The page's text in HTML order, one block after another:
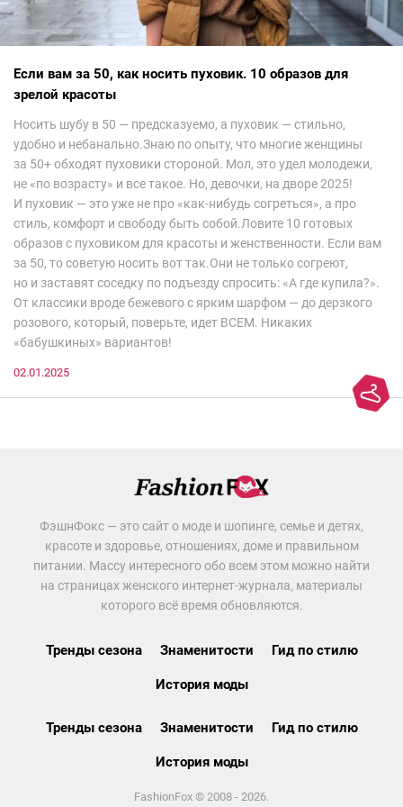
Если вам за 50, как носить пуховик. 10 образов для
зрелой красоты
Носить шубу в 50 — предсказуемо, а пуховик — стильно,
удобно и небанально.Знаю по опыту, что многие женщины
за 50+ обходят пуховики стороной. Мол, это удел молодежи,
не «по возрасту» и все такое. Но, девочки, на дворе 2025!
И пуховик — это уже не про «как-нибудь согреться», а про
стиль, комфорт и свободу быть собой.Ловите 10 готовых
образов с пуховиком для красоты и женственности. Если вам
за 50, то советую носить вот так.Они не только согреют,
но и заставят соседку по подъезду спросить: «А где купила?».
От классики вроде бежевого с ярким шарфом — до дерзкого
розового, который, поверьте, идет ВСЕМ. Никаких
«бабушкиных» вариантов!
02.01.2025
ФэшнФокс — это сайт о моде и шопинге, семье и детях,
красоте и здоровье, отношениях, доме и правильном
питании. Массу интересного обо всем этом можно найти
на страницах женского интернет-журнала, материалы
которого всё время обновляются.
Тренды сезона Знаменитости Гид по стилю
История моды
Тренды сезона Знаменитости Гид по стилю
История моды
FashionFox © 2008 - 2026.